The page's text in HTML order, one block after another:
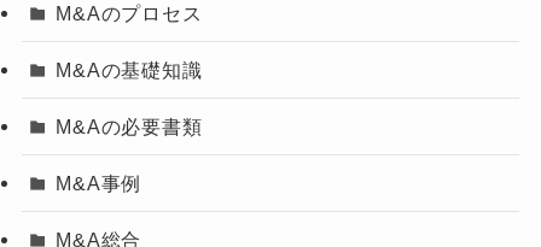
M&Aのプロセス
M&Aの基礎知識
M&Aの必要書類
M&A事例
M&A総合